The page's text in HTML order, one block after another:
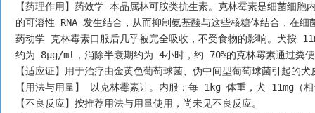
【药理作用】药效学 本品属林可胺类抗生素。克林霉素是细菌细
的可溶性 RNA 发生结合，从而抑制氨基酸与这些核糖体结合，在
药动学 克林霉素口服后几乎被完全吸收，不受食物的影响。犬按
约为 8µg/ml，消除半衰期约为 4小时，约 70%的克林霉素通过粪
【适应证】用于治疗由金黄色葡萄球菌、伪中间型葡萄球菌引起的犬
【用法与用量】 以克林霉素计。内服：每 1kg 体重，犬 11mg
【不良反应】按推荐用法与用量使用，尚未见不良反应。